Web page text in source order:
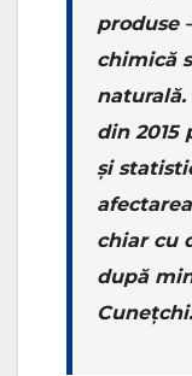
produse
chimică
naturală.
din 2015
și
chiar cu
după
Cunețchi.